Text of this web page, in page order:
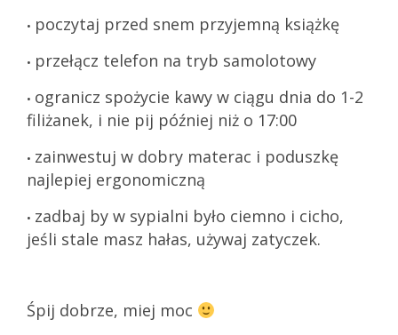
• poczytaj przed snem przyjemną książkę
• przełącz telefon na tryb samolotowy
• ogranicz spożycie kawy w ciągu dnia do 1-2
filiżanek, i nie pij później niż o 17:00
• zainwestuj w dobry materac i poduszkę
najlepiej ergonomiczną
• zadbaj by w sypialni było ciemno i cicho,
jeśli stale masz hałas, używaj zatyczek.
Śpij dobrze, miej moc